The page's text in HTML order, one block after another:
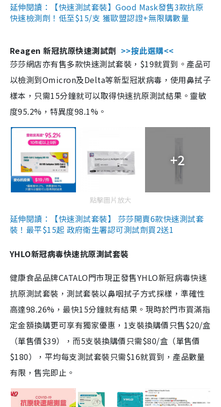
延伸閱讀：【快速測試套裝】Good Mask發售3款抗原
快速檢測劑！低至$15/支 獲歐盟認證+無限購數量
Reagen 新冠抗原快速測試劑 >>按此選購<<
莎莎網店亦有售多款快速測試套裝，$19就買到。產品可
以檢測到Omicron及Delta等新型冠狀病毒，使用鼻拭子
樣本，只需15分鐘就可以取得快速抗原測試結果。靈敏
度95.2%，特異度98.1%。
+2
點擊圖片放大
延伸閱讀：【快速測試套裝】 莎莎開賣6款快速測試套
裝！最平$15起 政府衛生署認可測試劑買2送1
YHLO新冠病毒快速抗原測試套裝
健康食品品牌CATALO門市現正發售YHLO新冠病毒快速
抗原測試套裝，測試套裝以鼻咽拭子方式採樣，準確性
高達98.26%，最快15分鐘就有結果。現時於門市買滿指
定金額換購更可享有獨家優惠，1支裝換購價只售$20/盒
（單售價$39），而5支裝換購價只需$80/盒（單售價
$180），平均每支測試套裝只需$16就買到，產品數量
有限，售完即止。